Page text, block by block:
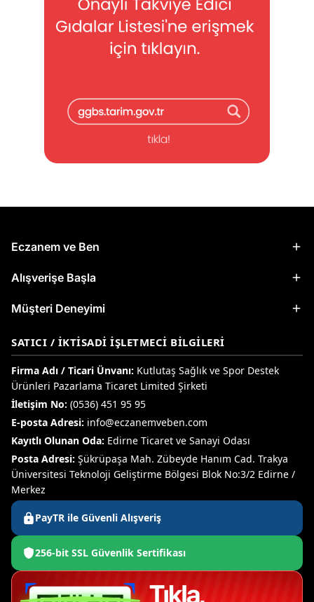
Eczanem ve Ben
Alışverişe Başla
Müşteri Deneyimi
SATICI / İKTISADI İŞLETMECI BILGILERI
Firma Adı / Ticari Ünvanı: Kutlutaş Sağlık ve Spor Destek
Ürünleri Pazarlama Ticaret Limited Şirketi
İletişim No: (0536) 451 95 95
E-posta Adresi: info@eczanemveben.com
Kayıtlı Olunan Oda: Edirne Ticaret ve Sanayi Odası
Posta Adresi: Şükrüpaşa Mah. Zübeyde Hanım Cad. Trakya
Üniversitesi Teknoloji Geliştirme Bölgesi Blok No:3/2 Edirne /
Merkez
PayTR ile Güvenli Alışveriş
256-bit SSL Güvenlik Sertifikası